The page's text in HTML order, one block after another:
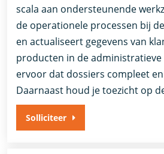
scala aan ondersteunende
de operationele processen bij de
en actualiseert gegevens van
producten in de
ervoor dat dossiers compleet
Daarnaast houd je toezicht op
Solliciteer